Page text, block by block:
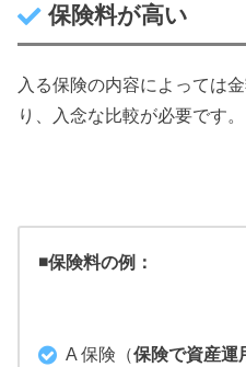
保険料が高い
入る保険の内容によっては
り、入念な比較が必要です。
◾️保険料の例：
A 保険（保険で資産運